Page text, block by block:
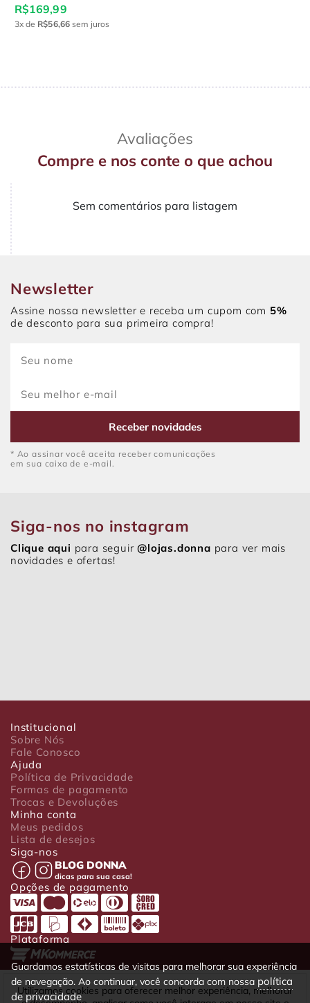
R$169,99
3x de R$56,66sem juros
Avaliações
Compre e nos conte o que achou
Sem comentários para listagem
Newsletter
Assine nossa newsletter e receba um cupom com 5%
de desconto para sua primeira compra!
Receber novidades
* Ao assinar você aceita receber comunicações
em sua caixa de e-mail.
Siga-nos no instagram
Clique aqui para seguir@lojas.donna para ver mais
novidades e ofertas!
Institucional
Sobre Nós
Fale Conosco
Ajuda
Política de Privacidade
Formas de pagamento
Trocas e Devoluções
Minha conta
Meus pedidos
Lista de desejos
Siga-nos
BLOG DONNA
dicas para sua casa!
Opções de pagamento
Plataforma
Luxo Comércio de Presentes Ltda. Av. João Gualberto, 1758 - CEP
Utilizamos cookies para oferecer melhor experiência, melhorar
Guardamos estatísticas de visitas para melhorar sua experiência
de navegação. Ao continuar, você concorda com nossa política
de privacidade